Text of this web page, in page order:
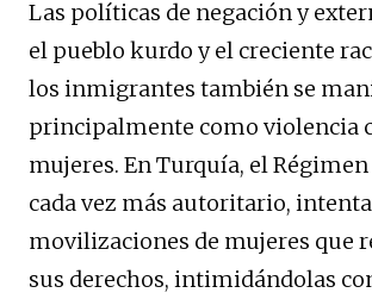
Las políticas de negación y
el pueblo kurdo y el creciente
los inmigrantes también se
principalmente como violencia
mujeres. En Turquía, el Régimen
cada vez más autoritario,
movilizaciones de mujeres que
sus derechos, intimidándolas